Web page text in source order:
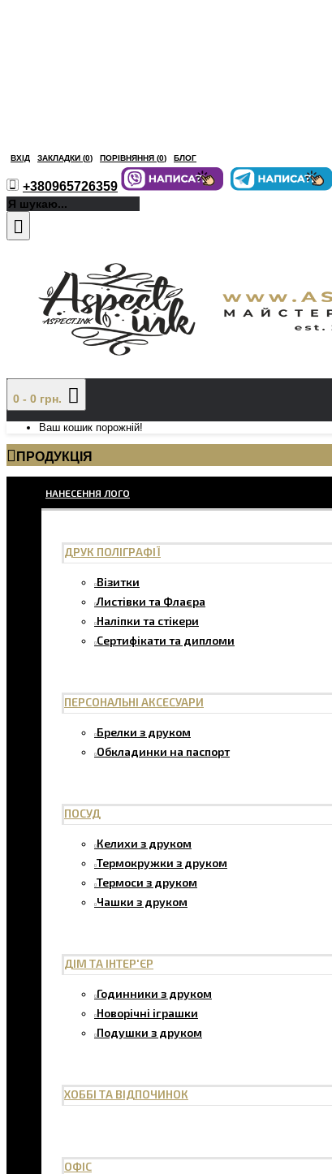
ВХІД ЗАКЛАДКИ (0) ПОРІВНЯННЯ (0) БЛОГ
+380965726359
0 - 0 грн.
Ваш кошик порожній!
ПРОДУКЦІЯ
НАНЕСЕННЯ ЛОГО
ДРУК ПОЛІГРАФІЇ
Візитки
Листівки та Флаєра
Наліпки та стікери
Сертифікати та дипломи
ПЕРСОНАЛЬНІ АКСЕСУАРИ
Брелки з друком
Обкладинки на паспорт
ПОСУД
Келихи з друком
Термокружки з друком
Термоси з друком
Чашки з друком
ДІМ ТА ІНТЕР'ЄР
Годинники з друком
Новорічні іграшки
Подушки з друком
ХОББІ ТА ВІДПОЧИНОК
ОФІС